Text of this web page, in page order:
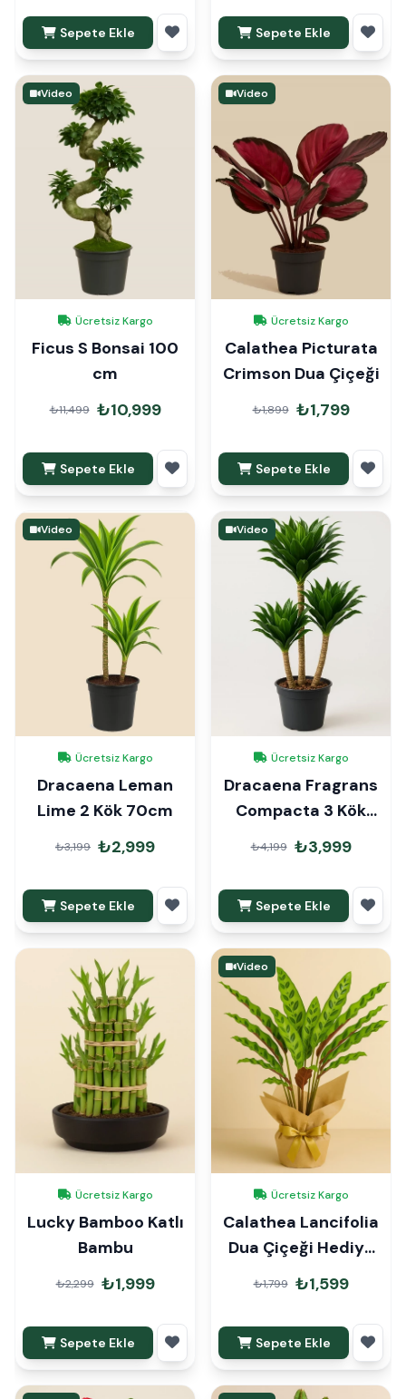
Sepete Ekle Sepete Ekle
Video
Ücretsiz Kargo
Ficus S Bonsai 100
cm
₺11,499 ₺10,999
Sepete Ekle
Video
Ücretsiz Kargo
Calathea Picturata
Crimson Dua Çiçeği
₺1,899 ₺1,799
Sepete Ekle
Video
Ücretsiz Kargo
Dracaena Leman
Lime 2 Kök 70cm
₺3,199 ₺2,999
Sepete Ekle
Video
Ücretsiz Kargo
Dracaena Fragrans
Compacta 3 Kök
110cm
₺4,199 ₺3,999
Sepete Ekle
Ücretsiz Kargo
Lucky Bamboo Katlı
Bambu
₺2,299 ₺1,999
Sepete Ekle
Video
Ücretsiz Kargo
Calathea Lancifolia
Dua Çiçeği Hediye
Paketli
₺1,799 ₺1,599
Sepete Ekle